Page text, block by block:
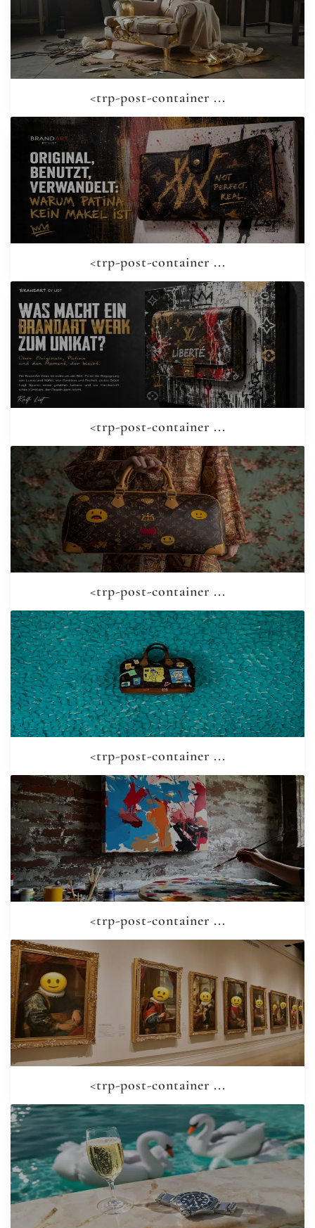
<trp-post-container ...
<trp-post-container ...
<trp-post-container ...
<trp-post-container ...
<trp-post-container ...
<trp-post-container ...
<trp-post-container ...